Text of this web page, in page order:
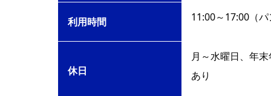
利用時間 11:00～17:00（
休日
月～水曜日、年
あり